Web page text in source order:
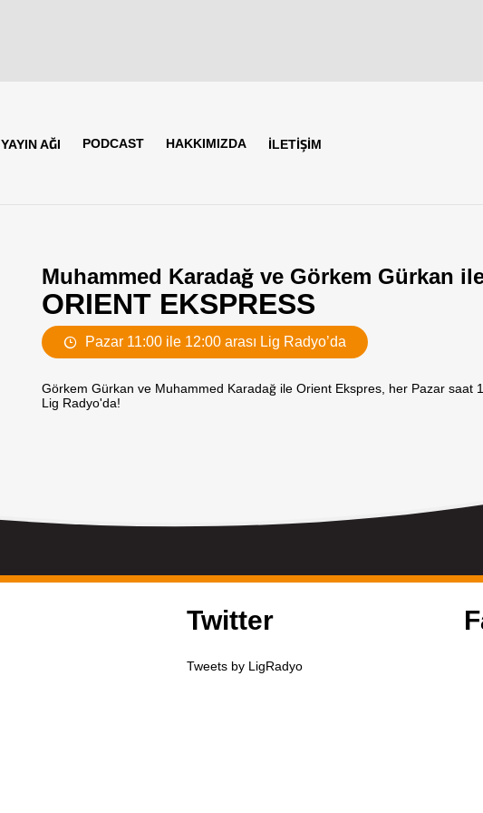
YAYIN AĞI PODCAST HAKKIMIZDA İLETİŞİM
Muhammed Karadağ ve Görkem Gürkan
ORIENT EKSPRESS
Pazar 11:00 ile 12:00 arası Lig Radyo’da
Görkem Gürkan ve Muhammed Karadağ ile Orient Ekspres, her Pazar saat
Lig Radyo'da!
Twitter
Tweets by LigRadyo